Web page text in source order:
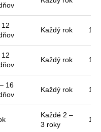
Každý rok 15
Každý rok 15
16
Každý rok 15
Každé 2 –
3 roky
15